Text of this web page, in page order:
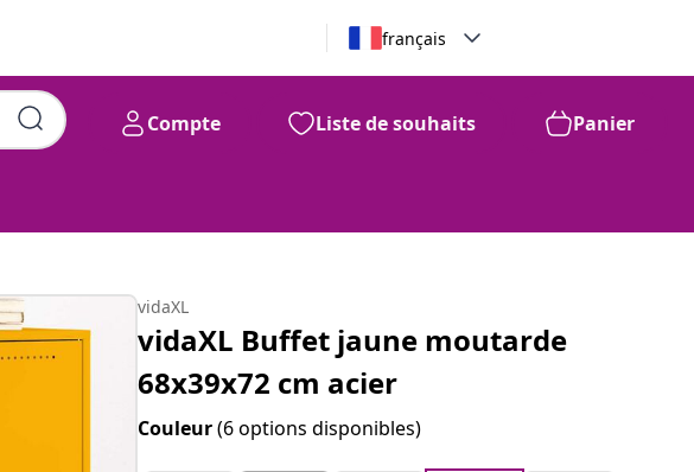
français
Compte Liste de souhaits Panier
vidaXL
vidaXL Buffet jaune moutarde
68x39x72 cm acier
Couleur(6 options disponibles)